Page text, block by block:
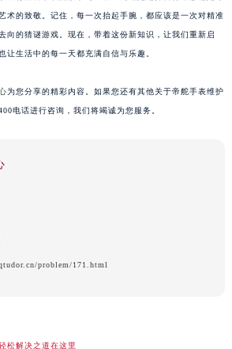
术的致敬。记住，每一次抬起手腕，都应该是一次对精准
向的猜谜游戏。现在，带着这份新知识，让我们重新启
让生活中的每一天都充满自信与乐趣。
为您分享的精彩内容。如果您还有其他关于帝舵手表维护
电话进行咨询，我们将竭诚为您服务。
problem/171.html
松解决之道在这里